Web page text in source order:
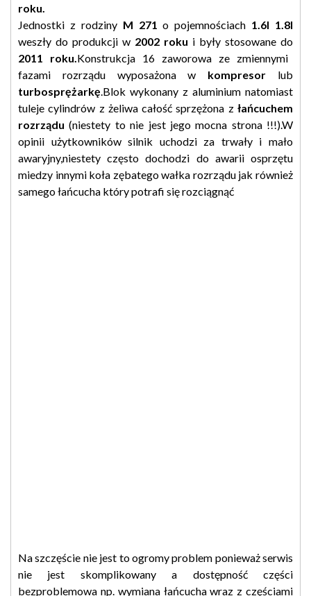
roku.
Jednostki z rodzinyM 271o pojemnościach 1.6l 1.8l
weszły do produkcji w 2002 roku i były stosowane do
2011 roku. Konstrukcja 16 zaworowa ze zmiennymi
fazami rozrządu wyposażona w kompresor lub
turbosprężarkę .Blok wykonany z aluminium natomiast
tuleje cylindrów z żeliwa całość sprzężona z łańcuchem
rozrządu (niestety to nie jest jego mocna strona !!!).W
opinii użytkowników silnik uchodzi za trwały i mało
awaryjny,niestety często dochodzi do awarii osprzętu
miedzy innymi koła zębatego wałka rozrządu jak również
samego łańcucha który potrafi się rozciągnąć
Na szczęście nie jest to ogromy problem ponieważ serwis
nie jest skomplikowany a dostępność części
bezproblemowa np. wymiana łańcucha wraz z częściami